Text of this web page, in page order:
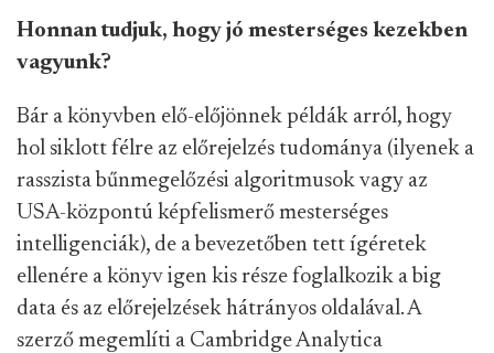
Honnan tudjuk, hogy jó mesterséges kezekben
vagyunk?
Bár a könyvben elő-előjönnek példák arról, hogy
hol siklott félre az előrejelzés tudománya (ilyenek a
rasszista bűnmegelőzési algoritmusok vagy az
USA-központú képfelismerő mesterséges
intelligenciák), de a bevezetőben tett ígéretek
ellenére a könyv igen kis része foglalkozik a big
data és az előrejelzések hátrányos oldalával. A
szerző megemlíti a Cambridge Analytica